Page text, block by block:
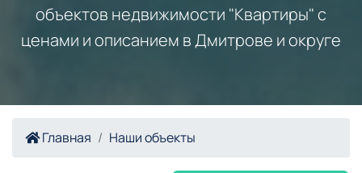
объектов недвижимости "Квартиры" с
ценами и описанием в Дмитрове и округе
Главная Наши объекты